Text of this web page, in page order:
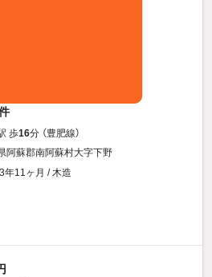
歩16分 （豊肥線）
阿蘇郡南阿蘇村大字下野
年11ヶ月 / 木造